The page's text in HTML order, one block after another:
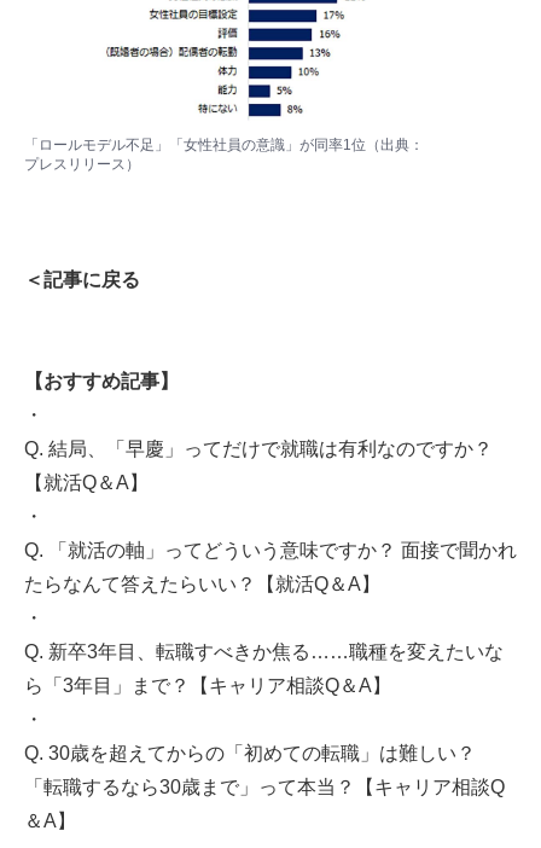
「ロールモデル不足」「女性社員の意識」が同率1位（出典：
プレスリリース ）
＜記事に戻る
【おすすめ記事】
・
Q. 結局、「早慶」ってだけで就職は有利なのですか？
【就活Q＆A】
・
Q. 「就活の軸」ってどういう意味ですか？ 面接で聞かれ
たらなんて答えたらいい？【就活Q＆A】
・
Q. 新卒3年目、転職すべきか焦る……職種を変えたいな
ら「3年目」まで？【キャリア相談Q＆A】
・
Q. 30歳を超えてからの「初めての転職」は難しい？
「転職するなら30歳まで」って本当？【キャリア相談Q
＆A】